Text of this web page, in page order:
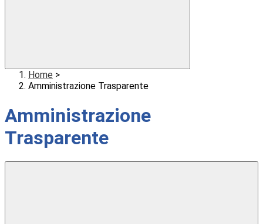
Home >
Amministrazione Trasparente
Amministrazione
Trasparente